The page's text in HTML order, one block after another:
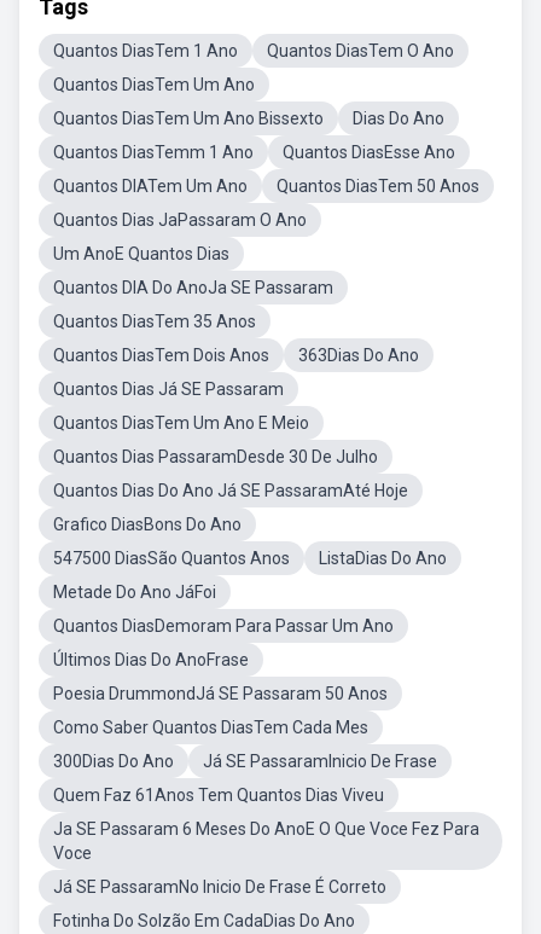
Tags
Quantos DiasTem 1 Ano
Quantos DiasTem O Ano
Quantos DiasTem Um Ano
Quantos DiasTem Um Ano Bissexto
Dias Do Ano
Quantos DiasTemm 1 Ano
Quantos DiasEsse Ano
Quantos DIATem Um Ano
Quantos DiasTem 50 Anos
Quantos Dias JaPassaram O Ano
Um AnoE Quantos Dias
Quantos DIA Do AnoJa SE Passaram
Quantos DiasTem 35 Anos
Quantos DiasTem Dois Anos
363Dias Do Ano
Quantos Dias Já SE Passaram
Quantos DiasTem Um Ano E Meio
Quantos Dias PassaramDesde 30 De Julho
Quantos Dias Do Ano Já SE PassaramAté Hoje
Grafico DiasBons Do Ano
547500 DiasSão Quantos Anos
ListaDias Do Ano
Metade Do Ano JáFoi
Quantos DiasDemoram Para Passar Um Ano
Últimos Dias Do AnoFrase
Poesia DrummondJá SE Passaram 50 Anos
Como Saber Quantos DiasTem Cada Mes
300Dias Do Ano
Já SE PassaramInicio De Frase
Quem Faz 61Anos Tem Quantos Dias Viveu
Ja SE Passaram 6 Meses Do AnoE O Que Voce Fez Para
Voce
Já SE PassaramNo Inicio De Frase É Correto
Fotinha Do Solzão Em CadaDias Do Ano